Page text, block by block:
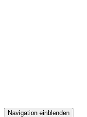
Navigation einblenden